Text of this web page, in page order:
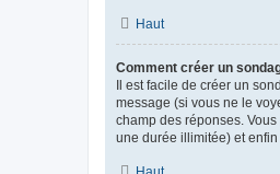
Haut
Comment créer un
Il est facile de créer un
message (si vous ne le
champ des réponses.
une durée illimitée) et